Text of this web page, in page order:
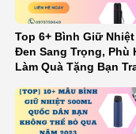
Top 6+ Bình Giữ Nhiệt
Đen Sang Trọng, Phù
Làm Quà Tặng Bạn